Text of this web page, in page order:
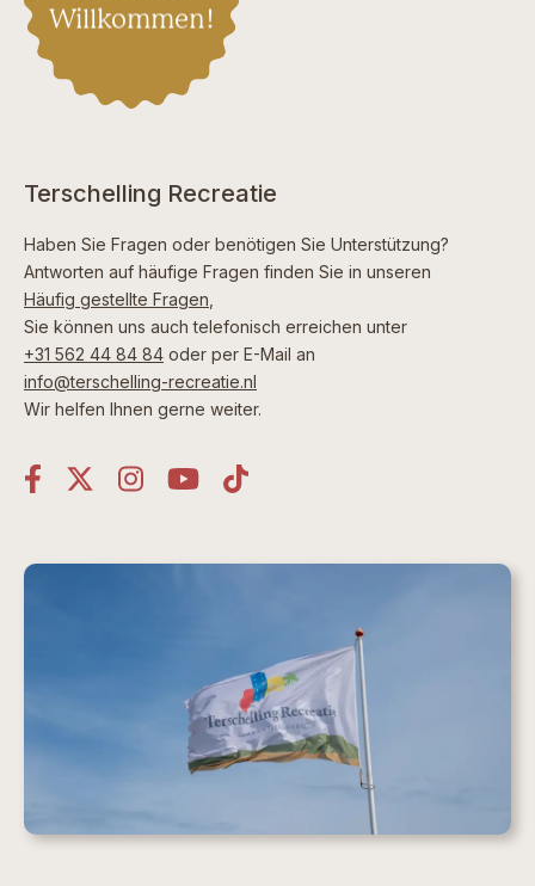
Willkommen!
Terschelling Recreatie
Haben Sie Fragen oder benötigen Sie Unterstützung?
Antworten auf häufige Fragen finden Sie in unseren
Häufig gestellte Fragen
Sie können uns auch telefonisch erreichen unter
+31 562 44 84 84 oder per E-Mail an
info@terschelling-recreatie.nl
Wir helfen Ihnen gerne weiter.